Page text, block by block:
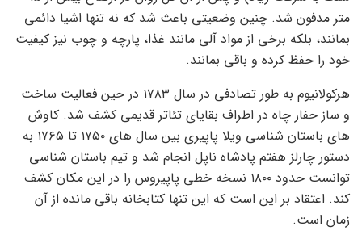
متر مدفون شد. چنین وضعیتی باعث شد که نه تنها اشیا دائمی
بمانند، بلکه برخی از مواد آلی مانند غذا، پارچه و چوب نیز کیفیت
خود را حفظ کرده و باقی بمانند.
هرکولانیوم به طور تصادفی در سال ۱۷۸۳ در حین فعالیت ساخت
و ساز حفار چاه در اطراف بقایای تئاتر قدیمی کشف شد. کاوش
های باستان شناسی ویلا پاپیری بین سال های ۱۷۵۰ تا ۱۷۶۵ به
دستور چارلز هفتم پادشاه ناپل انجام شد و تیم باستان شناسی
توانست حدود ۱۸۰۰ نسخه خطی پاپیروس را در این مکان کشف
کند. اعتقاد بر این است که این تنها کتابخانه باقی مانده از آن
زمان است.